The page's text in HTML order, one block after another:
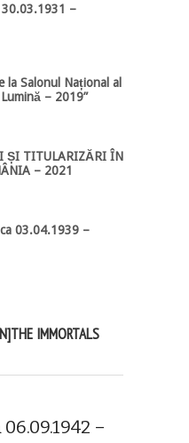
30.03.1931 –
la Salonul Național al
– 2019”
ȘI TITULARIZĂRI ÎN
– 2021
03.04.1939 –
IMMORTALS
–